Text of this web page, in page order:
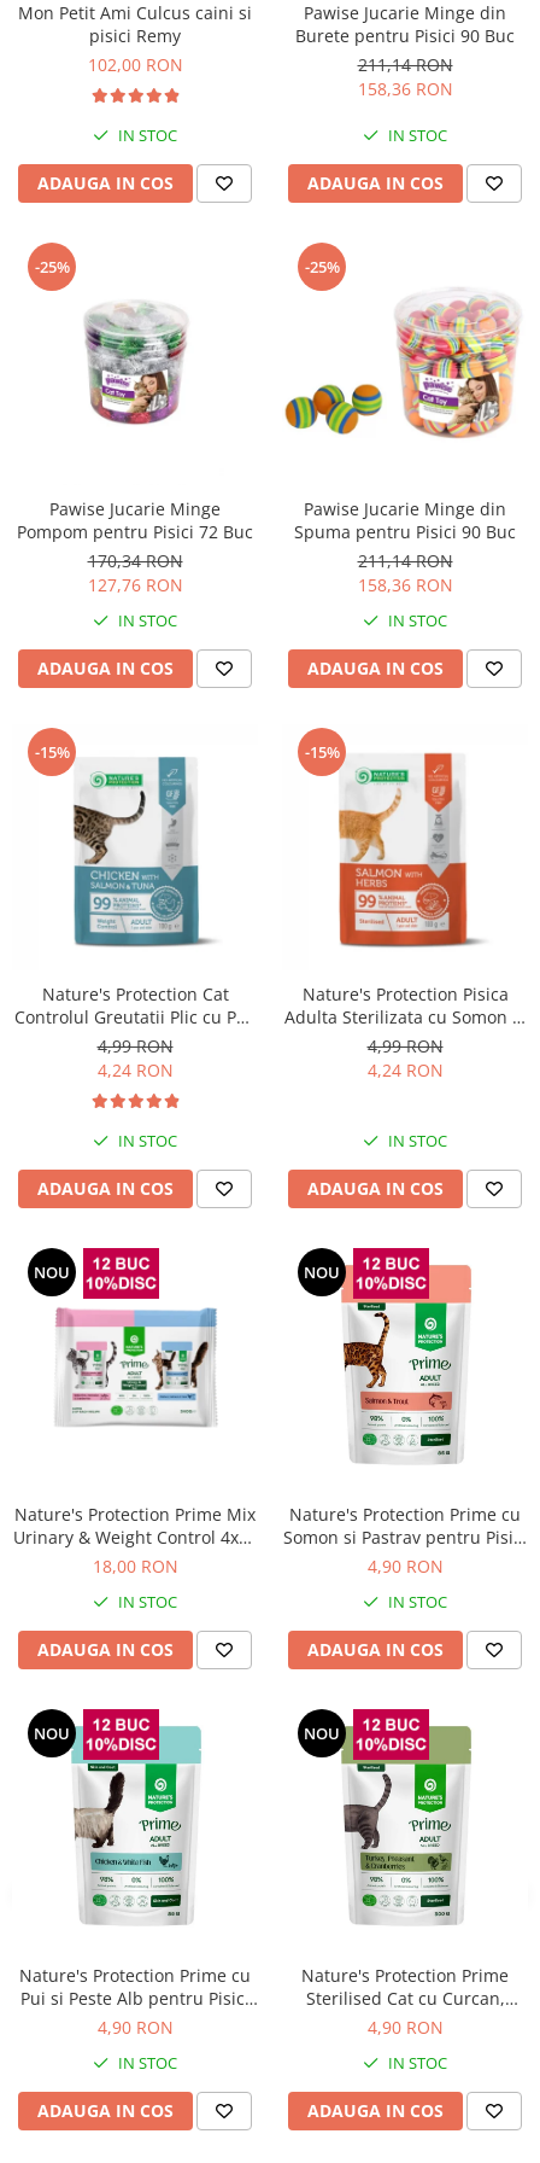
Diete Veterinare Caini
Suplimente Nutritive Caini
Cosuri, Culcusuri si Perne
Covorase Absorbante
Lese, zgarzi si hamuri
Lapte pentru Caini
Hainute Caini
Jucarii Caini
Educare si Dresaj
Genti, Custi Transport
Antiparazitare
Solutii educative si antistres
Hrana Raw
Bult
Lovely Hunter
Sampoane si Balsamuri
Igiena Oculara
Articole Periaj
Forfecute si Clesti
Igiena Orala si Dentara
Igiena Blana si Piele
Lapte pentru Pisici
Cosuri, Culcusuri si Perne
Sisaluri si Ansambluri de Joaca
Nisip, Silicat si Asternuturi pentru
Pisici
Litiere si Accesorii
Genti, Custi Transport
Castroane, Boluri si Accesorii
Antiparazitare
Solutii educative si antistres
Lese, zgarzi si hamuri
Diete Veterinare Pisici
Mon Petit Ami Culcus caini si
pisici Remy
102,00 RON
IN STOC
ADAUGA IN COS
Pawise Jucarie Minge din
Burete pentru Pisici 90 Buc
211,14 RON
158,36 RON
IN STOC
ADAUGA IN COS
-25%
Pawise Jucarie Minge
Pompom pentru Pisici 72 Buc
170,34 RON
127,76 RON
IN STOC
ADAUGA IN COS
-25%
Pawise Jucarie Minge din
Spuma pentru Pisici 90 Buc
211,14 RON
158,36 RON
IN STOC
ADAUGA IN COS
-15%
Nature's Protection Cat
Controlul Greutatii Plic cu Pui,
Somon si Ton 100 G
4,99 RON
4,24 RON
IN STOC
ADAUGA IN COS
-15%
Nature's Protection Pisica
Adulta Sterilizata cu Somon si
Ierburi 100 Gr
4,99 RON
4,24 RON
IN STOC
ADAUGA IN COS
NOU
Nature's Protection Prime Mix
Urinary & Weight Control 4x85
Gr
18,00 RON
IN STOC
ADAUGA IN COS
NOU
Nature's Protection Prime cu
Somon si Pastrav pentru Pisici
Sterilizate 85 Gr
4,90 RON
IN STOC
ADAUGA IN COS
NOU
Nature's Protection Prime cu
Pui si Peste Alb pentru Pisici
85 Gr
4,90 RON
IN STOC
ADAUGA IN COS
NOU
Nature's Protection Prime
Sterilised Cat cu Curcan,
Fazan si Merisoare 85 Gr
4,90 RON
IN STOC
ADAUGA IN COS